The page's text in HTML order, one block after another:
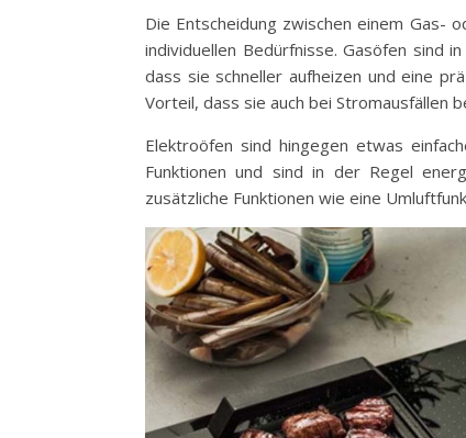
Die Entscheidung zwischen einem Gas-
individuellen Bedürfnisse. Gasöfen sind
dass sie schneller aufheizen und eine
Vorteil, dass sie auch bei Stromausfällen
Elektroöfen sind hingegen etwas
Funktionen und sind in der Regel
zusätzliche Funktionen wie eine